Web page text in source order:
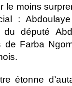
le moins
:
du député
de Farba
étonne